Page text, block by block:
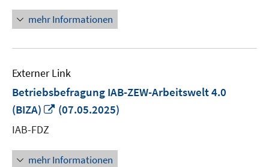
öffnen
mehr Informationen
Externer Link
Betriebsbefragung IAB-ZEW-Arbeitswelt 4.0
(BIZA)
In
öffnen
(07.05.2025)
IAB-FDZ
mehr Informationen